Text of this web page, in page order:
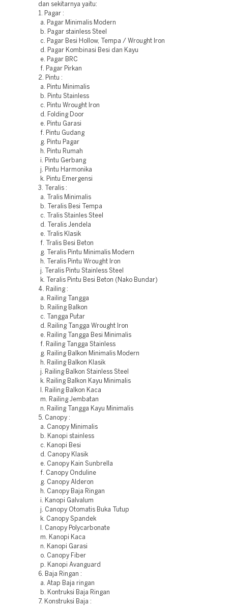
dan sekitarnya yaitu:
1. Pagar :
a. Pagar Minimalis Modern
b. Pagar stainless Steel
c. Pagar Besi Hollow, Tempa / Wrought Iron
d. Pagar Kombinasi Besi dan Kayu
e. Pagar BRC
f. Pagar Pirkan
2. Pintu :
a. Pintu Minimalis
b. Pintu Stainless
c. Pintu Wrought Iron
d. Folding Door
e. Pintu Garasi
f. Pintu Gudang
g. Pintu Pagar
h. Pintu Rumah
i. Pintu Gerbang
j. Pintu Harmonika
k. Pintu Emergensi
3. Teralis :
a. Tralis Minimalis
b. Teralis Besi Tempa
c. Tralis Stainles Steel
d. Teralis Jendela
e. Tralis Klasik
f. Tralis Besi Beton
g. Teralis Pintu Minimalis Modern
h. Teralis Pintu Wrought Iron
j. Teralis Pintu Stainless Steel
k. Teralis Pintu Besi Beton (Nako Bundar)
4. Railing :
a. Railing Tangga
b. Railing Balkon
c. Tangga Putar
d. Railing Tangga Wrought Iron
e. Railing Tangga Besi Minimalis
f. Railing Tangga Stainless
g. Railing Balkon Minimalis Modern
h. Railing Balkon Klasik
j. Railing Balkon Stainless Steel
k. Railing Balkon Kayu Minimalis
l. Railing Balkon Kaca
m. Railing Jembatan
n. Railing Tangga Kayu Minimalis
5. Canopy :
a. Canopy Minimalis
b. Kanopi stainless
c. Kanopi Besi
d. Canopy Klasik
e. Canopy Kain Sunbrella
f. Canopy Onduline
g. Canopy Alderon
h. Canopy Baja Ringan
i. Kanopi Galvalum
j. Canopy Otomatis Buka Tutup
k. Canopy Spandek
l. Canopy Polycarbonate
m. Kanopi Kaca
n. Kanopi Garasi
o. Canopy Fiber
p. Kanopi Avanguard
6. Baja Ringan :
a. Atap Baja ringan
b. Kontruksi Baja Ringan
7. Konstruksi Baja :